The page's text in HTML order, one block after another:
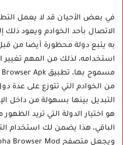
في بعض الأحيان قد لا يعمل
الاتصال بأحد الخوادم ويعود ذلك
به يتبع دولة محظورة أيضا من
استخدامه، لذلك من المهم تغيير
من الخوادم التي تتوزع على عدة
التبديل بينها بسهولة من داخل
هو اختيار الدولة التي تريد
الباقي، هذا يضمن لك استخدام